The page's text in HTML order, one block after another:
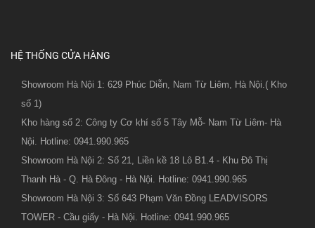
HỆ THỐNG CỬA HÀNG
Showroom Hà Nội 1: 629 Phúc Diễn, Nam Từ Liêm, Hà Nội.( Kho
số 1)
Kho hàng số 2: Công ty Cơ khí số 5 Tây Mỗ- Nam Từ Liêm- Hà
Nội. Hotline: 0941.990.965
Showroom Hà Nội 2: Số 21, Liền kề 18 Lô B1.4 - Khu Đô Thị
Thanh Hà - Q. Hà Đông - Hà Nội. Hotline: 0941.990.965
Showroom Hà Nội 3: Số 643 Phạm Văn Đồng LEADVISORS
TOWER - Cầu giấy - Hà Nội. Hotline: 0941.990.965